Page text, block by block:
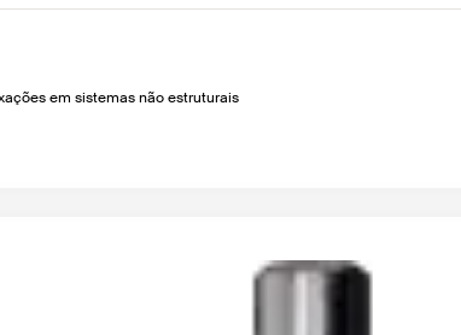
em sistemas não estruturais